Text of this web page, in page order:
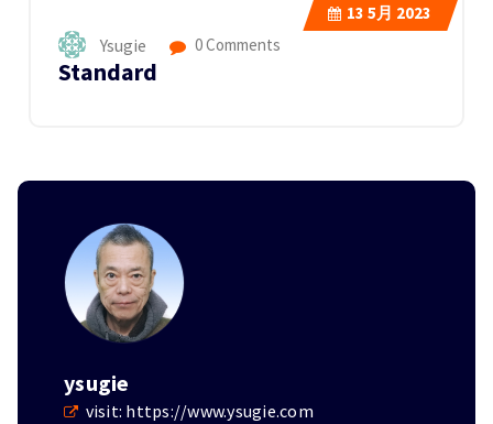
13 5月 2023
Ysugie 0 Comments
Standard
ysugie
visit: https://www.ysugie.com